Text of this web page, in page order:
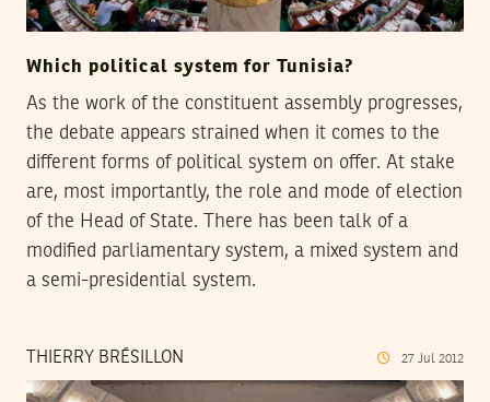
Which political system for Tunisia?
As the work of the constituent assembly progresses,
the debate appears strained when it comes to the
different forms of political system on offer. At stake
are, most importantly, the role and mode of election
of the Head of State. There has been talk of a
modified parliamentary system, a mixed system and
a semi-presidential system.
THIERRY BRÉSILLON 27 Jul 2012